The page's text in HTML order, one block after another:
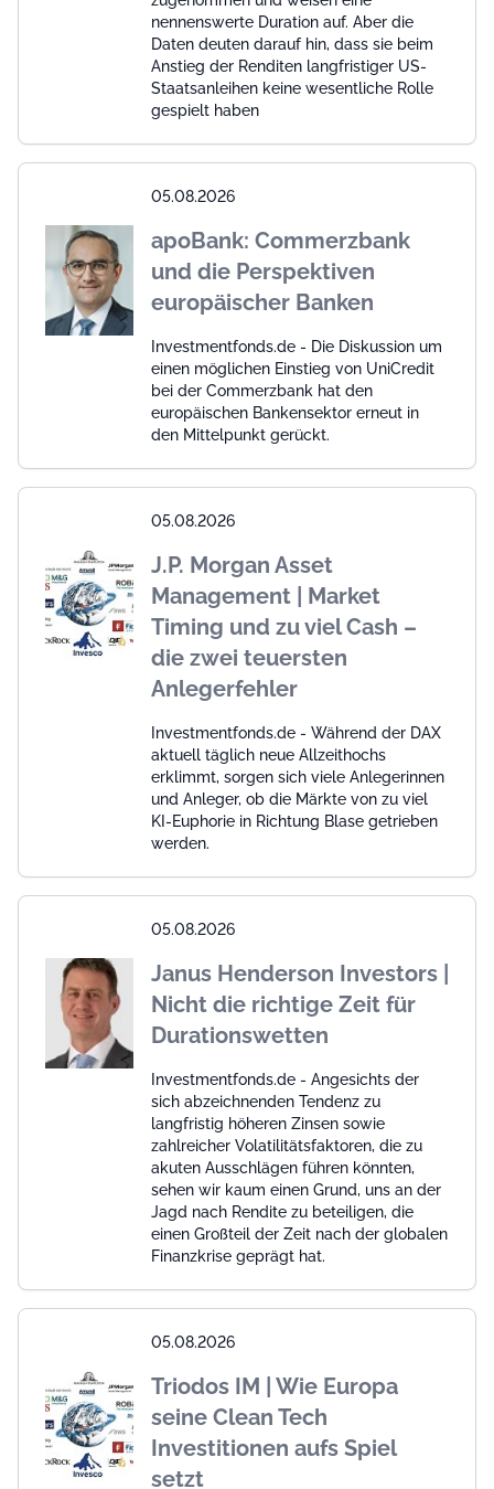
nennenswerte Duration auf. Aber die
Daten deuten darauf hin, dass sie beim
Anstieg der Renditen langfristiger US-
Staatsanleihen keine wesentliche Rolle
gespielt haben
05.08.2026
apoBank: Commerzbank
und die Perspektiven
europäischer Banken
Investmentfonds.de - Die Diskussion um
einen möglichen Einstieg von UniCredit
bei der Commerzbank hat den
europäischen Bankensektor erneut in
den Mittelpunkt gerückt.
05.08.2026
J.P. Morgan Asset
Management | Market
Timing und zu viel Cash –
die zwei teuersten
Anlegerfehler
Investmentfonds.de - Während der DAX
aktuell täglich neue Allzeithochs
erklimmt, sorgen sich viele Anlegerinnen
und Anleger, ob die Märkte von zu viel
KI-Euphorie in Richtung Blase getrieben
werden.
05.08.2026
Janus Henderson Investors |
Nicht die richtige Zeit für
Durationswetten
Investmentfonds.de - Angesichts der
sich abzeichnenden Tendenz zu
langfristig höheren Zinsen sowie
zahlreicher Volatilitätsfaktoren, die zu
akuten Ausschlägen führen könnten,
sehen wir kaum einen Grund, uns an der
Jagd nach Rendite zu beteiligen, die
einen Großteil der Zeit nach der globalen
Finanzkrise geprägt hat.
05.08.2026
Triodos IM | Wie Europa
seine Clean Tech
Investitionen aufs Spiel
setzt